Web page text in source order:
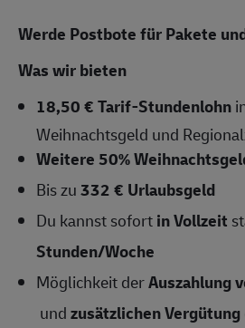
Werde Postbote für Pakete
Was wir bieten
18,50 € Tarif-Stundenlohn
Weihnachtsgeld und
Weitere 50%
Bis zu332 € Urlaubsgeld
Du kannst sofortin Vollzeit
Stunden/Woche
Möglichkeit derAuszahlung
undzusätzlichen Vergütung